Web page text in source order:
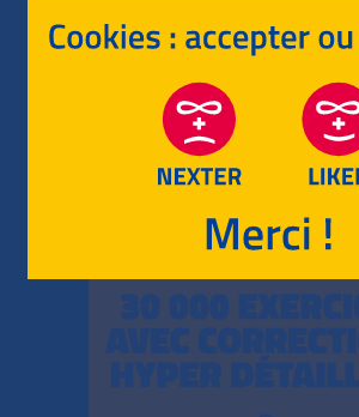
RETOUR